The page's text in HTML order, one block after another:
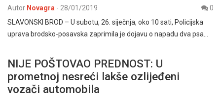
Autor Novagra - 28/01/2019
0
SLAVONSKI BROD – U subotu, 26. siječnja, oko 10 sati, Policijska
uprava brodsko-posavska zaprimila je dojavu o napadu dva psa…
NIJE POŠTOVAO PREDNOST: U
prometnoj nesreći lakše ozlijeđeni
vozači automobila